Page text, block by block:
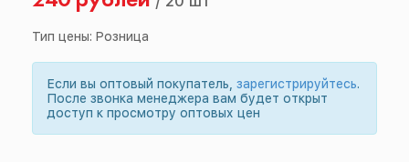
Тип цены: Розница
Если вы оптовый покупатель, зарегистрируйтесь.
После звонка менеджера вам будет открыт
доступ к просмотру оптовых цен